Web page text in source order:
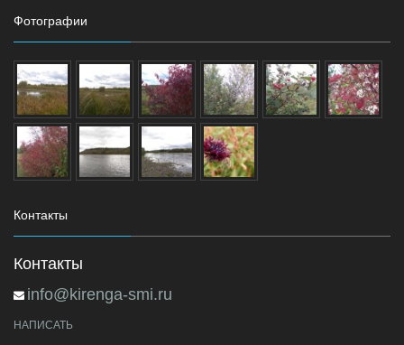
Фотографии
Контакты
Контакты
info@kirenga-smi.ru
НАПИСАТЬ